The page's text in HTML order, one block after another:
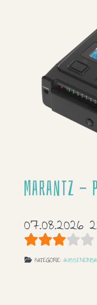
Marantz -
07.08.2026
Bewertung: 3/
KATEGORIE: